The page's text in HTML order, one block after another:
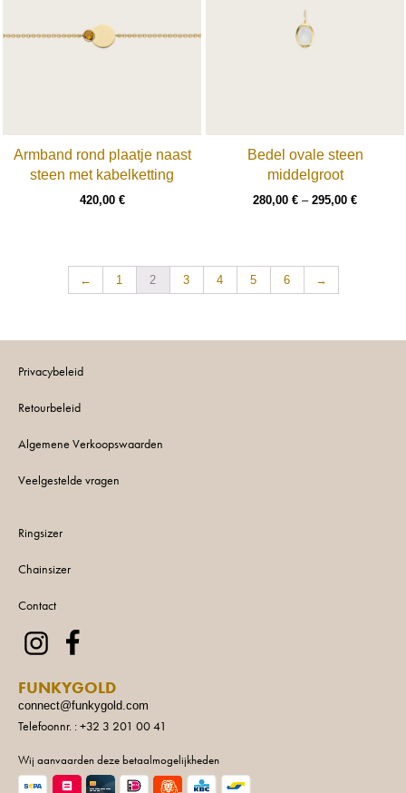
Armband rond plaatje naast
steen met kabelketting
420,00 €
Bedel ovale steen
middelgroot
280,00 € – 295,00 €
← 1 2 3 4 5 6 →
Privacybeleid
Retourbeleid
Algemene Verkoopswaarden
Veelgestelde vragen
Ringsizer
Chainsizer
Contact
FUNKYGOLD
connect@funkygold.com
Telefoonnr. : +32 3 201 00 41
Wij aanvaarden deze betaalmogelijkheden